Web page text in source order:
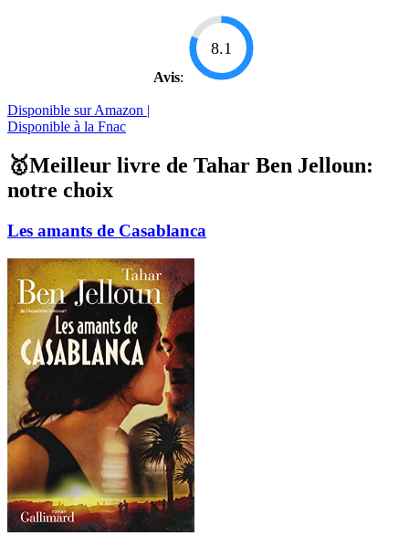
Avis:
8.1
Disponible sur Amazon |
Disponible à la Fnac
🥇Meilleur livre de Tahar Ben Jelloun:
notre choix
Les amants de Casablanca